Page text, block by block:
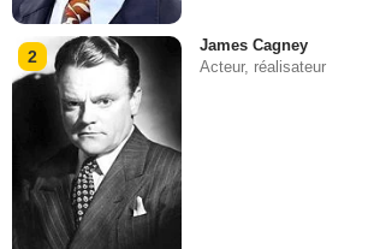
2
James Cagney
Acteur, réalisateur